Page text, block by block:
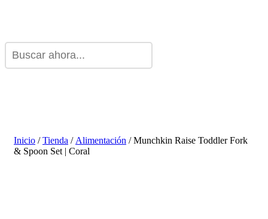
Inicio /Tienda / Alimentación / Munchkin Raise Toddler Fork
& Spoon Set | Coral